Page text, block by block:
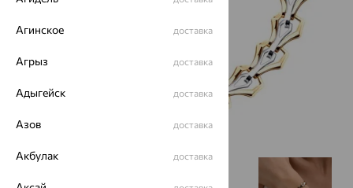
Агинское доставка
Агрыз доставка
Адыгейск доставка
Азов доставка
Акбулак доставка